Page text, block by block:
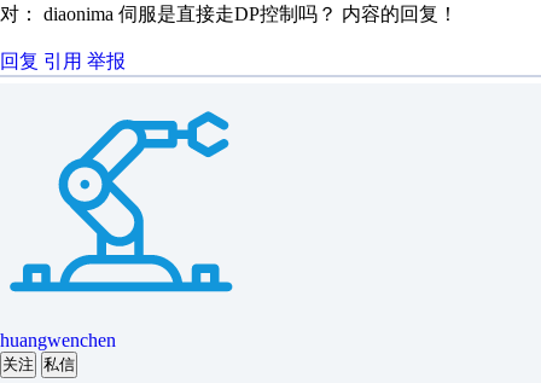
对： diaonima 伺服是直接走DP控制吗？ 内容的回复！
回复 引用 举报
huangwenchen
关注 私信